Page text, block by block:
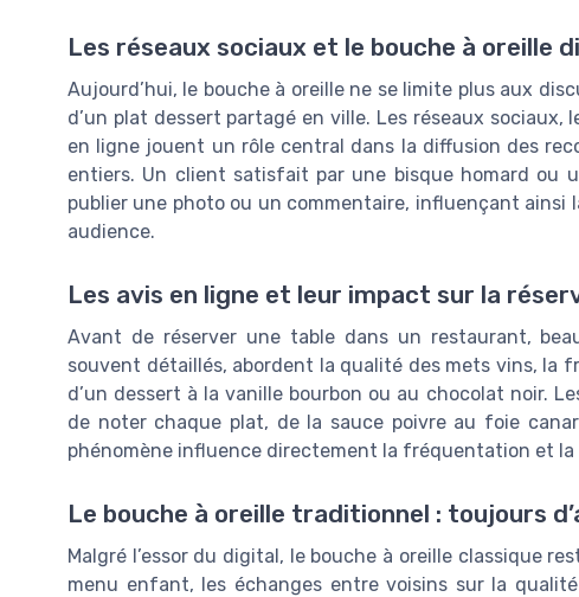
Les réseaux sociaux et le bouche à oreille
Aujourd’hui, le bouche à oreille ne se limite plus aux
d’un plat dessert partagé en ville. Les réseaux sociaux,
en ligne jouent un rôle central dans la diffusion des
entiers. Un client satisfait par une bisque homard ou
publier une photo ou un commentaire, influençant ainsi
audience.
Les avis en ligne et leur impact sur la
Avant de réserver une table dans un restaurant,
souvent détaillés, abordent la qualité des mets vins, la
d’un dessert à la vanille bourbon ou au chocolat noir.
de noter chaque plat, de la sauce poivre au foie
phénomène influence directement la fréquentation et la
Le bouche à oreille traditionnel : toujours
Malgré l’essor du digital, le bouche à oreille classique
menu enfant, les échanges entre voisins sur la